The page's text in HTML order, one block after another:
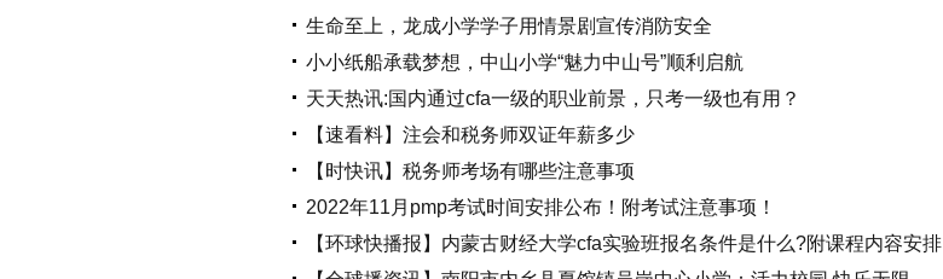
生命至上，龙成小学学子用情景剧宣传消防安全
小小纸船承载梦想，中山小学“魅力中山号”顺利启航
天天热讯:国内通过cfa一级的职业前景，只考一级也有用？
【速看料】注会和税务师双证年薪多少
【时快讯】税务师考场有哪些注意事项
2022年11月pmp考试时间安排公布！附考试注意事项！
【环球快播报】内蒙古财经大学cfa实验班报名条件是什么?附课程内容安排